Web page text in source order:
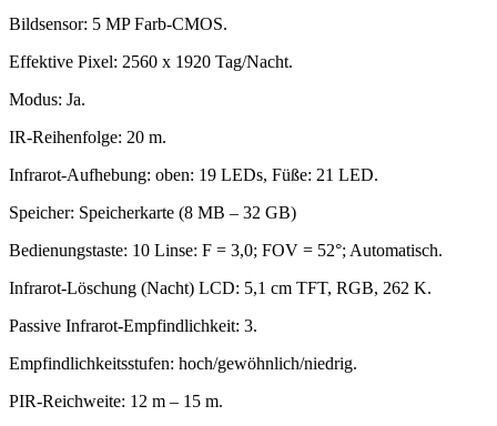
Bildsensor: 5 MP Farb-CMOS.
Effektive Pixel: 2560 x 1920 Tag/Nacht.
Modus: Ja.
IR-Reihenfolge: 20 m.
Infrarot-Aufhebung: oben: 19 LEDs, Füße: 21 LED.
Speicher: Speicherkarte (8 MB – 32 GB)
Bedienungstaste: 10 Linse: F = 3,0; FOV = 52°; Automatisch.
Infrarot-Löschung (Nacht) LCD: 5,1 cm TFT, RGB, 262 K.
Passive Infrarot-Empfindlichkeit: 3.
Empfindlichkeitsstufen: hoch/gewöhnlich/niedrig.
PIR-Reichweite: 12 m – 15 m.